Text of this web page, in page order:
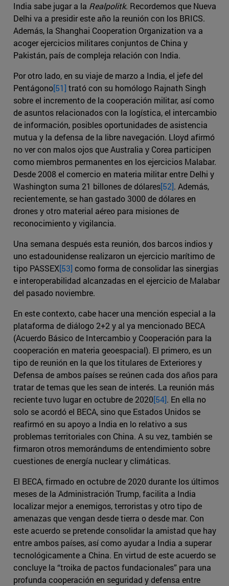
India sabe jugar a la Realpolitk. Recordemos que Nueva
Delhi va a presidir este año la reunión con los BRICS.
Además, la Shanghai Cooperation Organization va a
acoger ejercicios militares conjuntos de China y
Pakistán, país de compleja relación con India.
Por otro lado, en su viaje de marzo a India, el jefe del
Pentágono[51] trató con su homólogo Rajnath Singh
sobre el incremento de la cooperación militar, así como
de asuntos relacionados con la logística, el intercambio
de información, posibles oportunidades de asistencia
mutua y la defensa de la libre navegación. Lloyd afirmó
no ver con malos ojos que Australia y Corea participen
como miembros permanentes en los ejercicios Malabar.
Desde 2008 el comercio en materia militar entre Delhi y
Washington suma 21 billones de dólares[52]. Además,
recientemente, se han gastado 3000 de dólares en
drones y otro material aéreo para misiones de
reconocimiento y vigilancia.
Una semana después esta reunión, dos barcos indios y
uno estadounidense realizaron un ejercicio marítimo de
tipo PASSEX[53] como forma de consolidar las sinergias
e interoperabilidad alcanzadas en el ejercicio de Malabar
del pasado noviembre.
En este contexto, cabe hacer una mención especial a la
plataforma de diálogo 2+2 y al ya mencionado BECA
(Acuerdo Básico de Intercambio y Cooperación para la
cooperación en materia geoespacial). El primero, es un
tipo de reunión en la que los titulares de Exteriores y
Defensa de ambos países se reúnen cada dos años para
tratar de temas que les sean de interés. La reunión más
reciente tuvo lugar en octubre de 2020[54]. En ella no
solo se acordó el BECA, sino que Estados Unidos se
reafirmó en su apoyo a India en lo relativo a sus
problemas territoriales con China. A su vez, también se
firmaron otros memorándums de entendimiento sobre
cuestiones de energía nuclear y climáticas.
El BECA, firmado en octubre de 2020 durante los últimos
meses de la Administración Trump, facilita a India
localizar mejor a enemigos, terroristas y otro tipo de
amenazas que vengan desde tierra o desde mar. Con
este acuerdo se pretende consolidar la amistad que hay
entre ambos países, así como ayudar a India a superar
tecnológicamente a China. En virtud de este acuerdo se
concluye la “troika de pactos fundacionales” para una
profunda cooperación en seguridad y defensa entre